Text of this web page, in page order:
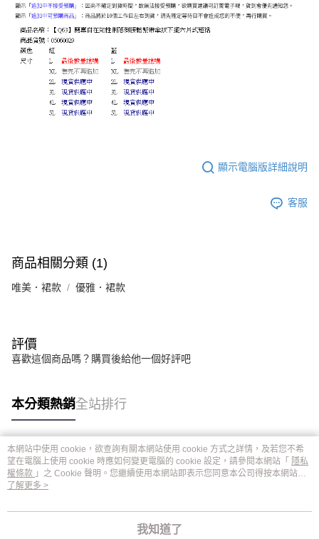
顯示電腦版詳細說明
客服
商品相關分類 (1)
唯美．裙款 優雅．裙款
評價
喜歡這個商品嗎？購買後給他一個好評吧
本分類熱銷全站排行
熱門標籤
本網站中使用 cookie，欲查詢有關本網站使用 cookie 方式之詳情，及若您不希
望在電腦上使用 cookie 時應如何變更電腦的 cookie 設定，請參閱本網站「 隱私
權條款 」之 Cookie 聲明。您繼續使用本網站即表示您同意本公司得按本網站使
用條款之 Cookie 聲明使用 cookie。
了解更多 >
我知道了